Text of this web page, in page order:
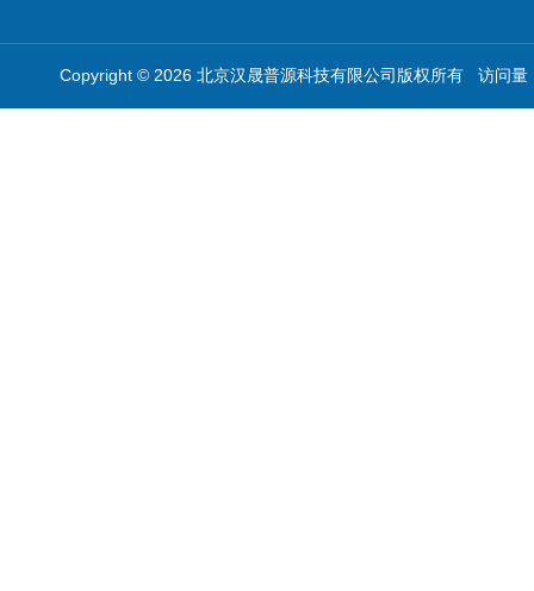
Copyright © 2026 北京汉晟普源科技有限公司版权所有 访问量